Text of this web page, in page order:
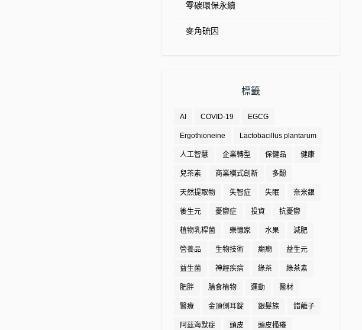
零碳環保永續
麥角硫因
標籤
AI COVID-19 EGCG
Ergothioneine Lactobacillus plantarum
人工智慧 企業轉型 保健品 健康
兒茶素 商業模式創新 多酚
天然提取物 失智症 失眠 奈米銀
後生元 憂鬱症 投資 抗憂鬱
植物乳桿菌 樂憶家 水果 減肥
營養品 生物技術 癲癇 益生元
益生菌 神經疾病 綠茶 綠茶素
肥胖 膳食植物 運動 醫材
醫療 金頂側耳錠 銀髮族 錯離子
阿茲海默症 頭皮 頭皮搔癢